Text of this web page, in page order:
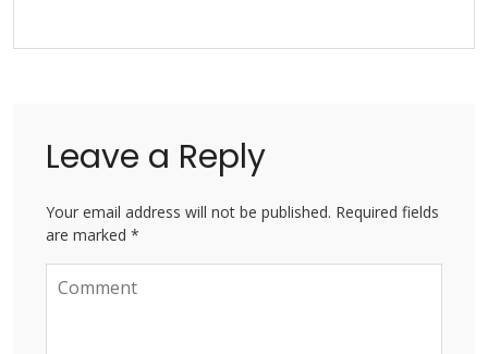
Leave a Reply
Your email address will not be published. Required fields
are marked *